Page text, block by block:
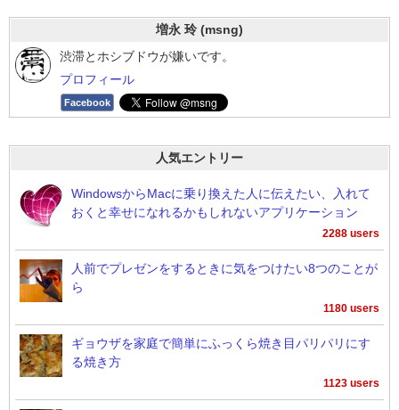
増永 玲 (msng)
渋滞とホシブドウが嫌いです。
プロフィール
Facebook
人気エントリー
WindowsからMacに乗り換えた人に伝えたい、入れて
おくと幸せになれるかもしれないアプリケーション
2288 users
人前でプレゼンをするときに気をつけたい8つのことが
ら
1180 users
ギョウザを家庭で簡単にふっくら焼き目パリパリにす
る焼き方
1123 users